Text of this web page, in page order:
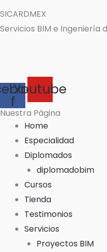
SICARDMEX
Servicios BIM e
f
Youtube
Nuestra Página
Home
Especialidad
Diplomados
diplomadobim
Cursos
Tienda
Testimonios
Servicios
Proyectos BIM